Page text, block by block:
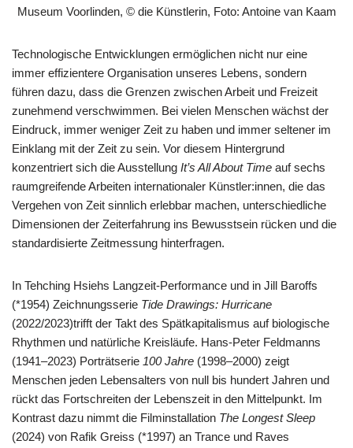
Museum Voorlinden, © die Künstlerin, Foto: Antoine van Kaam
Technologische Entwicklungen ermöglichen nicht nur eine
immer effizientere Organisation unseres Lebens, sondern
führen dazu, dass die Grenzen zwischen Arbeit und Freizeit
zunehmend verschwimmen. Bei vielen Menschen wächst der
Eindruck, immer weniger Zeit zu haben und immer seltener im
Einklang mit der Zeit zu sein. Vor diesem Hintergrund
konzentriert sich die Ausstellung It’s All About Time auf sechs
raumgreifende Arbeiten internationaler Künstler:innen, die das
Vergehen von Zeit sinnlich erlebbar machen, unterschiedliche
Dimensionen der Zeiterfahrung ins Bewusstsein rücken und die
standardisierte Zeitmessung hinterfragen.
In Tehching Hsiehs Langzeit-Performance und in Jill Baroffs
(*1954) Zeichnungsserie Tide Drawings: Hurricane
(2022/2023)trifft der Takt des Spätkapitalismus auf biologische
Rhythmen und natürliche Kreisläufe. Hans-Peter Feldmanns
(1941–2023) Porträtserie 100 Jahre (1998–2000) zeigt
Menschen jeden Lebensalters von null bis hundert Jahren und
rückt das Fortschreiten der Lebenszeit in den Mittelpunkt. Im
Kontrast dazu nimmt die Filminstallation The Longest Sleep
(2024) von Rafik Greiss (*1997) an Trance und Raves